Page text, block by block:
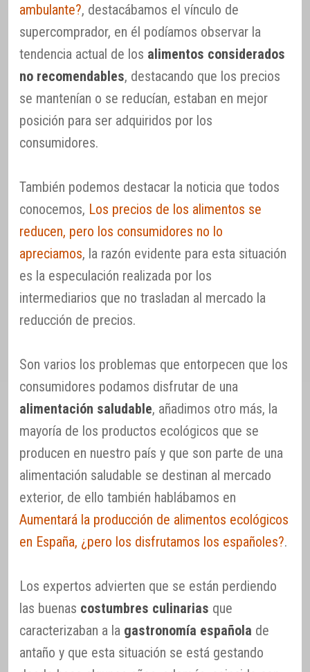
ambulante?, destacábamos el vínculo de
supercomprador, en él podíamos observar la
tendencia actual de los alimentos considerados
no recomendables, destacando que los precios
se mantenían o se reducían, estaban en mejor
posición para ser adquiridos por los
consumidores.
También podemos destacar la noticia que todos
conocemos, Los precios de los alimentos se
reducen, pero los consumidores no lo
apreciamos, la razón evidente para esta situación
es la especulación realizada por los
intermediarios que no trasladan al mercado la
reducción de precios.
Son varios los problemas que entorpecen que los
consumidores podamos disfrutar de una
alimentación saludable, añadimos otro más, la
mayoría de los productos ecológicos que se
producen en nuestro país y que son parte de una
alimentación saludable se destinan al mercado
exterior, de ello también hablábamos en
Aumentará la producción de alimentos ecológicos
en España, ¿pero los disfrutamos los españoles?.
Los expertos advierten que se están perdiendo
las buenas costumbres culinarias que
caracterizaban a la gastronomía española de
antaño y que esta situación se está gestando